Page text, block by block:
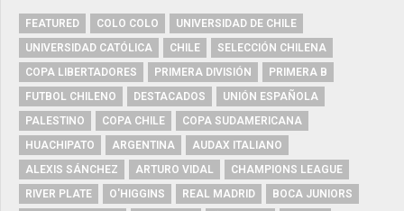
FEATURED COLO COLO
UNIVERSIDAD DE CHILE
UNIVERSIDAD CATÓLICA
CHILE
SELECCIÓN CHILENA
COPA LIBERTADORES
PRIMERA DIVISIÓN
PRIMERA B
FUTBOL CHILENO
DESTACADOS
UNIÓN ESPAÑOLA
PALESTINO
COPA CHILE
COPA SUDAMERICANA
HUACHIPATO
ARGENTINA
AUDAX ITALIANO
ALEXIS SÁNCHEZ
ARTURO VIDAL
CHAMPIONS LEAGUE
RIVER PLATE
O'HIGGINS REAL MADRID
BOCA JUNIORS